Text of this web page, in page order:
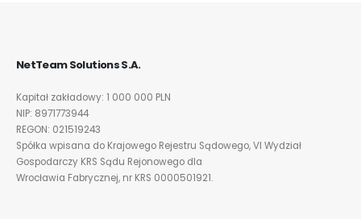
NetTeam Solutions S.A.
Kapitał zakładowy: 1 000 000 PLN
NIP: 8971773944
REGON: 021519243
Spółka wpisana do Krajowego Rejestru Sądowego, VI Wydział
Gospodarczy KRS Sądu Rejonowego dla
Wrocławia Fabrycznej, nr KRS 0000501921.